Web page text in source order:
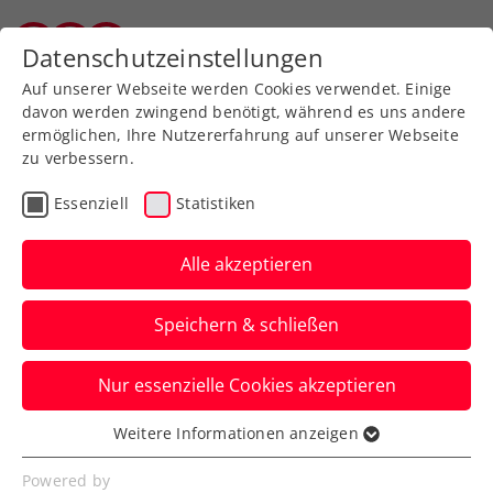
AllgemeineKlasse
Jugend
SeniorInnen
Meisterschaft wählen
Sommer 2026 / Damen
Datenschutzeinstellungen
Auf unserer Webseite werden Cookies verwendet. Einige
davon werden zwingend benötigt, während es uns andere
ermöglichen, Ihre Nutzererfahrung auf unserer Webseite
zu verbessern.
Essenziell Statistiken
Alle akzeptieren
Speichern & schließen
Nur essenzielle Cookies akzeptieren
Essenziell
Essenzielle Cookies werden für grundlegende
Weitere Informationen anzeigen
Powered by